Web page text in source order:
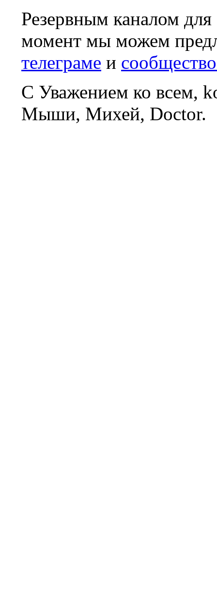
Резервным каналом
момент мы можем
телеграме и
С Уважением ко всем,
Мыши, Михей, Doctor.